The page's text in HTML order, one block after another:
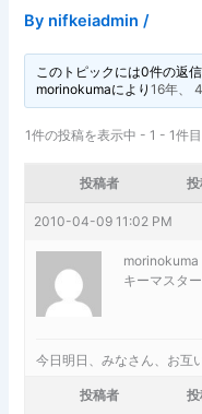
By nifkeiadmin/
このトピックには0件の返
morinokumaにより 16年、
1件の投稿を表示中 - 1 - 1件
投稿者
2010-04-09 11:02 PM
morinokuma
キーマスター
今日明日、みなさん、お互
投稿者